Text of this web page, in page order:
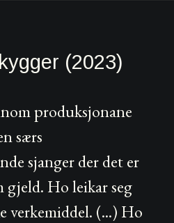
(2023)
produksjonane
særs
sjanger der det er
gjeld. Ho leikar seg
verkemiddel. (...) Ho